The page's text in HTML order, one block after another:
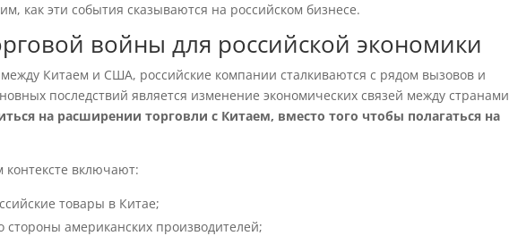
как эти события сказываются на российском бизнесе.
войны для российской экономики
Китаем и США, российские компании сталкиваются с рядом вызовов и
последствий является изменение экономических связей между
на расширении торговли с Китаем, вместо того чтобы полагаться на
контексте включают:
товары в Китае;
американских производителей;